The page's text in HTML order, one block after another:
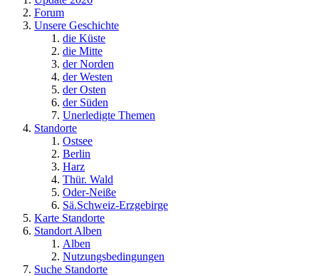
Forum
Unsere Geschichte
die Küste
die Mitte
der Norden
der Westen
der Osten
der Süden
Unerledigte Themen
Standorte
Ostsee
Berlin
Harz
Thür. Wald
Oder-Neiße
Sä.Schweiz-Erzgebirge
Karte Standorte
Standort Alben
Alben
Nutzungsbedingungen
Suche Standorte